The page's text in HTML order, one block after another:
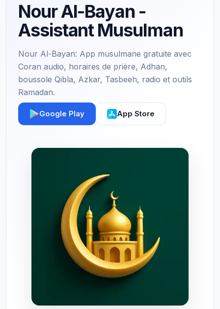
Nour Al-Bayan -
Assistant Musulman
Nour Al-Bayan: App musulmane gratuite avec
Coran audio, horaires de prière, Adhan,
boussole Qibla, Azkar, Tasbeeh, radio et outils
Ramadan.
Google Play App Store